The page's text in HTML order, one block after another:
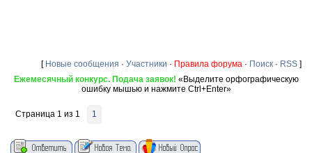
[ Новые сообщения · Участники · Правила форума · Поиск · RSS ]
Ежемесячный конкурс. Подача заявок! «Выделите орфографическую
ошибку мышью и нажмите Ctrl+Enter»
Страница 1 из 1 1